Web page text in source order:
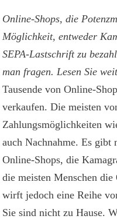
Online-Shops, die
Möglichkeit, entweder
SEPA-Lastschrift zu
man fragen. Lesen Sie
Tausende von Online-
verkaufen. Die meisten
Zahlungsmöglichkeiten
auch Nachnahme. Es
Online-Shops, die
die meisten Menschen
wirft jedoch eine Reihe
Sie sind nicht zu Hause.